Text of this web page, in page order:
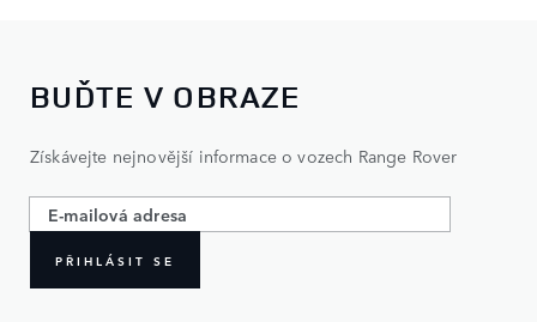
BUĎTE V OBRAZE
Získávejte nejnovější informace o vozech Range Rover
PŘIHLÁSIT SE